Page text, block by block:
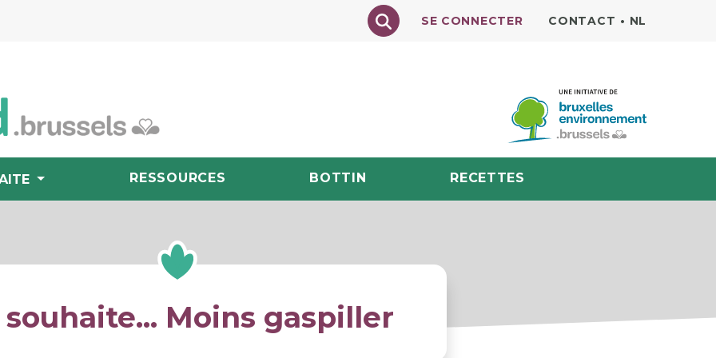
Texte à rechercher
SE CONNECTER CONTACT • NL
RESSOURCES BOTTIN RECETTES
souhaite... Moins gaspiller